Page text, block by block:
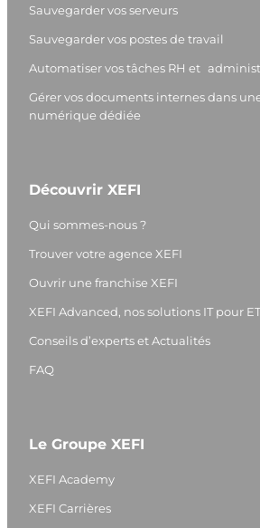
Sauvegarder vos serveurs
Sauvegarder vos postes de travail
Automatiser vos tâches RH et
Gérer vos documents internes dans
numérique dédiée
Découvrir XEFI
Qui sommes-nous ?
Trouver votre agence XEFI
Ouvrir une franchise XEFI
XEFI Advanced, nos solutions IT pour
Conseils d’experts et Actualités
FAQ
Le Groupe XEFI
XEFI Academy
XEFI Carrières